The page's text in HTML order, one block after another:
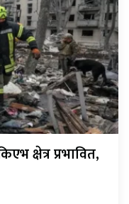
क्षेत्र प्रभावित,